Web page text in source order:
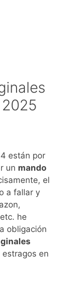
están por
un mando
el
a fallar y
he
obligación
en